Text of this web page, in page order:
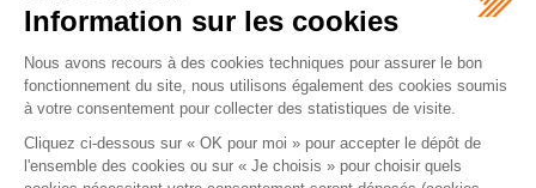
Écosystème
Carrières
Honoraires
Contacts